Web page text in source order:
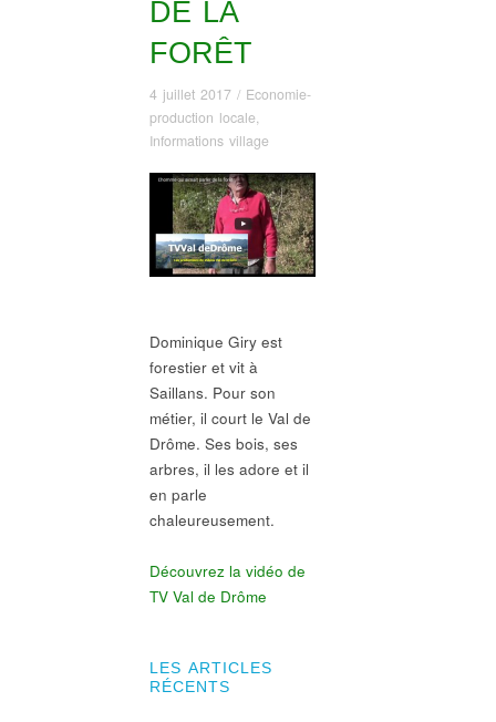
DE LA
FORÊT
4 juillet 2017/ Economie-
production locale,
Informations village
Dominique Giry est
forestier et vit à
Saillans. Pour son
métier, il court le Val de
Drôme. Ses bois, ses
arbres, il les adore et il
en parle
chaleureusement.
Découvrez la vidéo de
TV Val de Drôme
LES ARTICLES
RÉCENTS